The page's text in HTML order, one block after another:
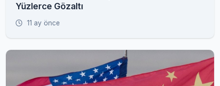
Yüzlerce Gözaltı
11 ay önce